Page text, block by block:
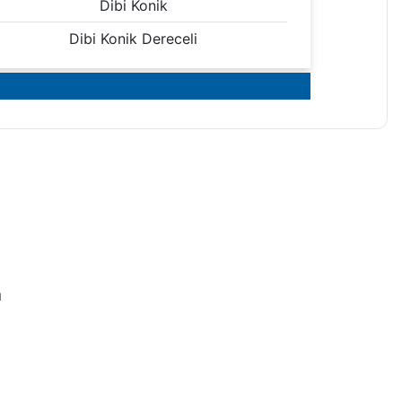
Dibi Konik
Dibi Konik Dereceli